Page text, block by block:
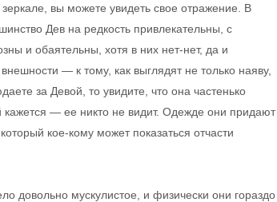
вы можете увидеть свое отражение. В
Дев на редкость привлекательны, с
и обаятельны, хотя в них нет-нет, да и
— к тому, как выглядят не только наяву,
за Девой, то увидите, что она частенько
кажется — ее никто не видит. Одежде они придают
кое-кому может показаться отчасти
довольно мускулистое, и физически они гораздо